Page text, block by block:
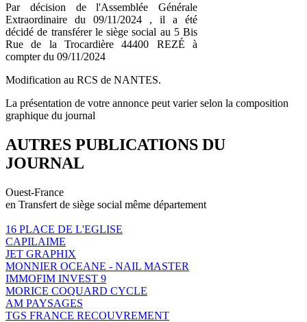
Par décision de l'Assemblée Générale
Extraordinaire du 09/11/2024 , il a été
décidé de transférer le siège social au 5 Bis
Rue de la Trocardière 44400 REZÉ à
compter du 09/11/2024
Modification au RCS de NANTES.
La présentation de votre annonce peut varier selon la composition
graphique du journal
AUTRES PUBLICATIONS DU
JOURNAL
Ouest-France
en Transfert de siège social même département
16 PLACE DE L'EGLISE
CAPILAIME
JET GRAPHIX
MONNIER OCEANE - NAIL MASTER
IMMOFIM INVEST 9
MORICE COQUARD CYCLE
AM PAYSAGES
TGS FRANCE RECOUVREMENT